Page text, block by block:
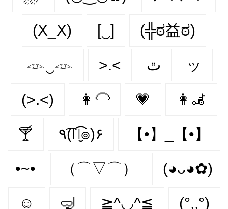
(X_X) [‿] (╬ಠ益ಠ)
𓁹‿𓁹 >.< ٿ ッ
(>.<) 👩‍🦲 💗 👩‍🦼‍
🍸 ٩(͡๏̮͡๏)۶ 【•】_【•】
•~• （⌒▽⌒） (◕ᴗ◕✿)
☺️ 🤿 ≧^◡^≦ (°,,°)